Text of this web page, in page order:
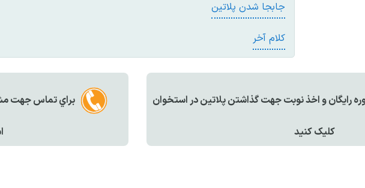
جابجا شدن پلاتین
کلام آخر
رايگان و اخذ نوبت جهت گذاشتن پلاتین در استخوان
کليک کنيد
براي تماس جهت